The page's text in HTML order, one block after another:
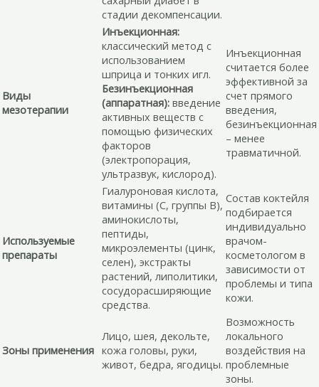
стадии декомпенсации.
Виды
мезотерапии
Инъекционная:
классический метод с
использованием
шприца и тонких игл.
Безинъекционная
(аппаратная): введение
активных веществ с
помощью физических
факторов
(электропорация,
ультразвук, кислород).
Инъекционная
считается более
эффективной за
счет прямого
введения,
безинъекционная
– менее
травматичной.
Используемые
препараты
Гиалуроновая кислота,
витамины (С, группы В),
аминокислоты,
пептиды,
микроэлементы (цинк,
селен), экстракты
растений, липолитики,
сосудорасширяющие
средства.
Состав коктейля
подбирается
индивидуально
врачом-
косметологом в
зависимости от
проблемы и типа
кожи.
Зоны применения
Лицо, шея, декольте,
кожа головы, руки,
живот, бедра, ягодицы.
Возможность
локального
воздействия на
проблемные
зоны.